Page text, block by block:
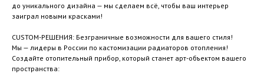
до уникального дизайна — мы сделаем всё, чтобы ваш интерьер
заиграл новыми красками!
CUSTOM-РЕШЕНИЯ: Безграничные возможности для вашего стиля!
Мы — лидеры в России по кастомизации радиаторов отопления!
Создайте отопительный прибор, который станет арт-объектом вашего
пространства: